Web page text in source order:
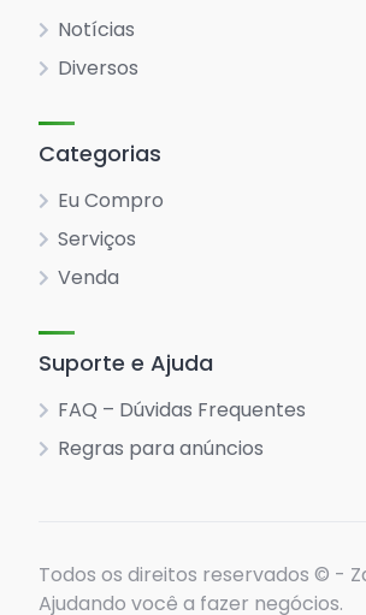
Notícias
Diversos
Categorias
Eu Compro
Serviços
Venda
Suporte e Ajuda
FAQ – Dúvidas Frequentes
Regras para anúncios
Todos os direitos reservados © -
Ajudando você a fazer negócios.